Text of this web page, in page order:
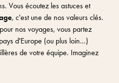
Vous écoutez les astuces et
, c'est une de nos valeurs clés.
nos voyages, vous partez
d'Europe (ou plus loin...)
de votre équipe. Imaginez